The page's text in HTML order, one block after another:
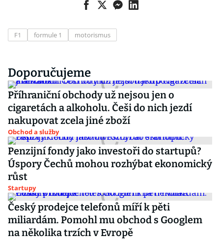
F1 formule 1 motorismus
Doporučujeme
Příhraniční obchody už nejsou jen o
cigaretách a alkoholu. Češi do nich jezdí
nakupovat zcela jiné zboží
Obchod a služby
Penzijní fondy jako investoři do startupů?
Úspory Čechů mohou rozhýbat ekonomický
růst
Startupy
Český prodejce telefonů míří k pěti
miliardám. Pomohl mu obchod s Googlem
na několika trzích v Evropě